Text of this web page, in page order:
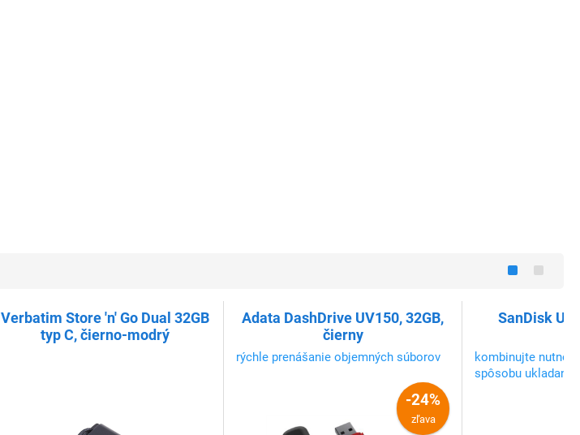
Verbatim Store 'n' Go Dual 32GB
typ C, čierno-modrý
Adata DashDrive UV150, 32GB,
čierny
rýchle prenášanie objemných súborov
-24%
zľava
SanDisk
kombinujte
spôsobu